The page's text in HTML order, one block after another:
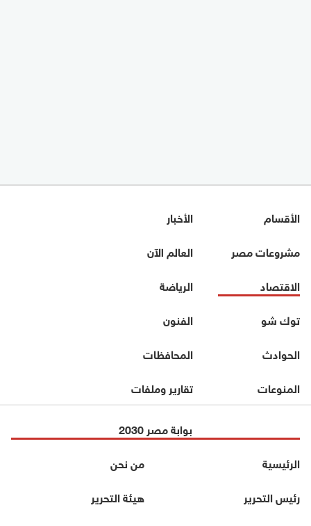
الأقسام
الأخبار
مشروعات مصر
العالم الآن
الاقتصاد
الرياضة
توك شو
الفنون
الحوادث
المحافظات
المنوعات
تقارير وملفات
بوابة مصر 2030
الرئيسية
من نحن
رئيس التحرير
هيئة التحرير